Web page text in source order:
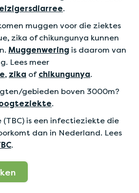
.
muggen voor die ziektes
zika of chikungunya kunnen
Muggenwering is daarom van
Lees meer
, zika ofchikungunya.
gebieden boven 3000m?
.
(TBC) is een infectieziekte die
dan in Nederland. Lees
.